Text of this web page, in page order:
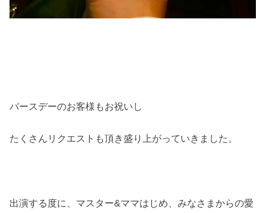
バースデーのお客様もお祝いし
たくさんリクエストも頂き盛り上がっていきました。
出演する度に、マスター&ママはじめ、みなさまからの愛